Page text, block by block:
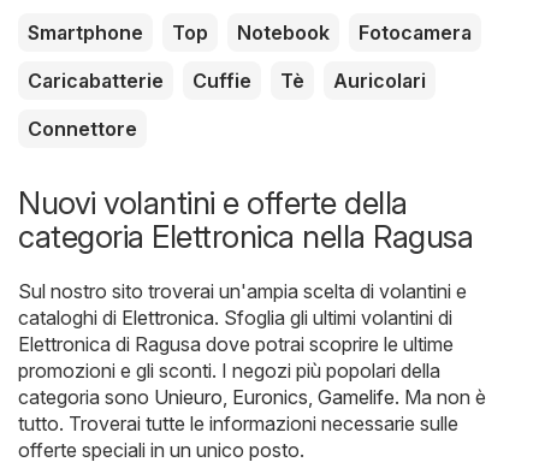
Smartphone Top Notebook
Fotocamera
Caricabatterie
Cuffie Tè
Auricolari
Connettore
Nuovi volantini e offerte della
categoria Elettronica nella Ragusa
Sul nostro sito troverai un'ampia scelta di volantini e
cataloghi di Elettronica. Sfoglia gli ultimi volantini di
Elettronica di Ragusa dove potrai scoprire le ultime
promozioni e gli sconti. I negozi più popolari della
categoria sono Unieuro Euronics Gamelife. Ma non è
tutto. Troverai tutte le informazioni necessarie sulle
offerte speciali in un unico posto.